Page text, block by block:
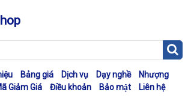
Bảng giá Dịch vụ Dạy nghề
Nhượng
Giảm Giá Điều khoản Bảo mật Liên hệ